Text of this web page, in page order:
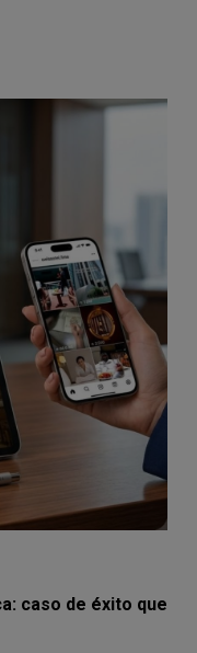
caso de éxito que